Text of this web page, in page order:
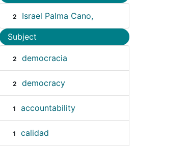
2 Israel Palma Cano,
Subject
2 democracia
2 democracy
1 accountability
1 calidad